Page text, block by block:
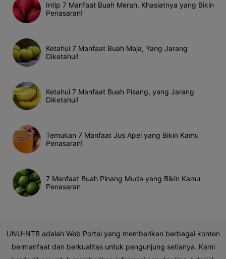
Intip 7 Manfaat Buah Merah, Khasiatnya yang Bikin
Penasaran!
Ketahui 7 Manfaat Buah Maja, Yang Jarang
Diketahui!
Ketahui 7 Manfaat Buah Pisang, yang Jarang
Diketahui!
Temukan 7 Manfaat Jus Apel yang Bikin Kamu
Penasaran!
7 Manfaat Buah Pinang Muda yang Bikin Kamu
Penasaran
UNU-NTB adalah Web Portal yang memberikan berbagai konten
bermanfaat dan berkualitas untuk pengunjung setianya. Kami